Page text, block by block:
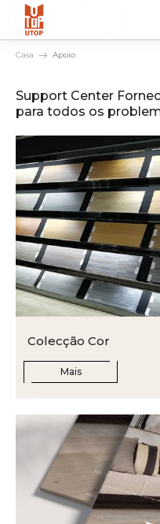
Casa Apoio
Support Center
para todos os
Colecção Cor
Mais